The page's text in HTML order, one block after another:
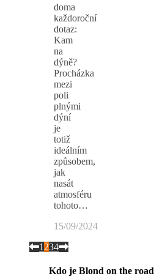
doma
každoroční
dotaz:
Kam
na
dýně?
Procházka
mezi
poli
plnými
dýní
je
totiž
ideálním
způsobem,
jak
nasát
atmosféru
tohoto…
15/09/2024
1 234
Kdo je Blond on the road